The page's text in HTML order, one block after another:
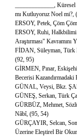
_____________,
mı Kutluyoruz Noel mi?,
ERSOY, Petek, Çöm
ERSOY, Ruhi, Halkbilimi
Araştırması" Kavramını
FİDAN, Süleyman, Türk
(92, 95)
GİRMEN, Pınar,
Becerisi
GÜNAL, Veysi, Bkz.
GÜNEŞ, Serkan, Türk
GÜRBÜZ, Mehmet,
Nâbî, (95, 54)
GÜRÇAYIR, Selcan,
Üzerine Eleştirel Bir